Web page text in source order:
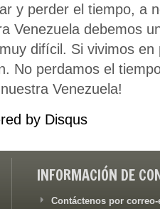
y perder el tiempo, a
Venezuela debemos
difícil. Si vivimos en
No perdamos el
Venezuela!
by Disqus
INFORMACIÓN DE
Contáctenos por